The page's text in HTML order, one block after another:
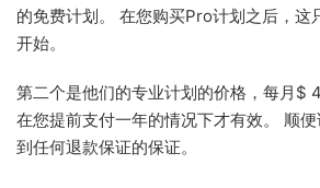
的免费计划。 在您购买Pro计划之后，这
开始。
第二个是他们的专业计划的价格，每月$
在您提前支付一年的情况下才有效。 顺
到任何退款保证的保证。